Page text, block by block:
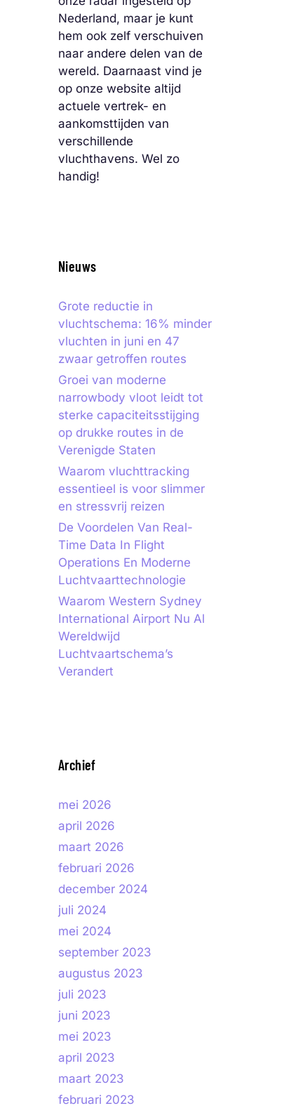
Nederland, maar je kunt
hem ook zelf verschuiven
naar andere delen van de
wereld. Daarnaast vind je
op onze website altijd
actuele vertrek- en
aankomsttijden van
verschillende
vluchthavens. Wel zo
handig!
Nieuws
Grote reductie in
vluchtschema: 16% minder
vluchten in juni en 47
zwaar getroffen routes
Groei van moderne
narrowbody vloot leidt tot
sterke capaciteitsstijging
op drukke routes in de
Verenigde Staten
Waarom vluchttracking
essentieel is voor slimmer
en stressvrij reizen
De Voordelen Van Real-
Time Data In Flight
Operations En Moderne
Luchtvaarttechnologie
Waarom Western Sydney
International Airport Nu Al
Wereldwijd
Luchtvaartschema’s
Verandert
Archief
mei 2026
april 2026
maart 2026
februari 2026
december 2024
juli 2024
mei 2024
september 2023
augustus 2023
juli 2023
juni 2023
mei 2023
april 2023
maart 2023
februari 2023